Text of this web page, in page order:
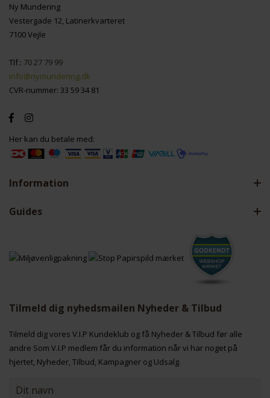
Ny Mundering
Vestergade 12, Latinerkvarteret
7100 Vejle
Tlf.: 70 27 79 99
info@nymundering.dk
CVR-nummer: 33 59 34 81
Her kan du betale med:
Information
Guides
Tilmeld dig nyhedsmailen Nyheder & Tilbud
Tilmeld dig vores V.I.P Kundeklub og få Nyheder & Tilbud før alle
andre Som V.I.P medlem får du information når vi har noget på
hjertet, Nyheder, Tilbud, Kampagner og Udsalg.